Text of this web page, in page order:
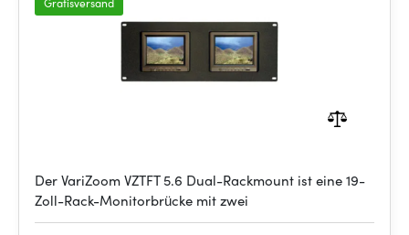
Der VariZoom VZTFT 5.6 Dual-Rackmount ist eine 19-
Zoll-Rack-Monitorbrücke mit zwei